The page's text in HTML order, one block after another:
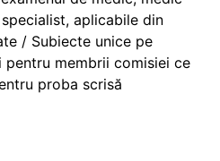
aplicabile din
/ Subiecte unice pe
membrii comisiei ce
proba scrisă